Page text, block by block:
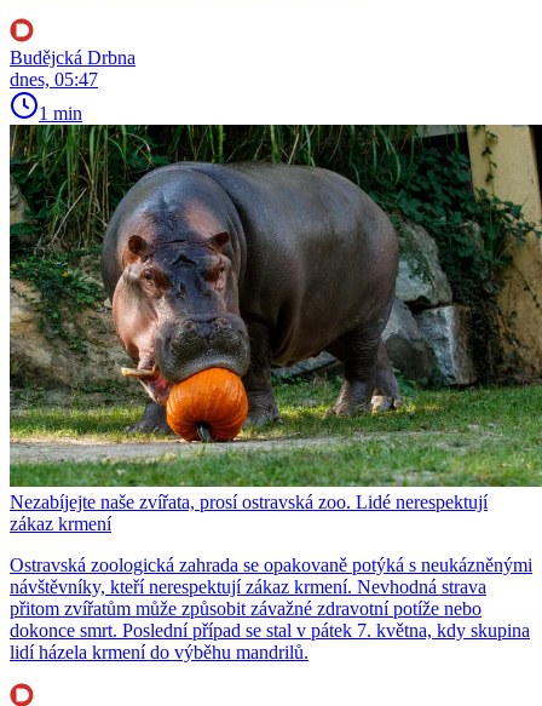
Budějcká Drbna
dnes, 05:47
1 min
Nezabíjejte naše zvířata, prosí ostravská zoo. Lidé nerespektují
zákaz krmení
Ostravská zoologická zahrada se opakovaně potýká s neukázněnými
návštěvníky, kteří nerespektují zákaz krmení. Nevhodná strava
přitom zvířatům může způsobit závažné zdravotní potíže nebo
dokonce smrt. Poslední případ se stal v pátek 7. května, kdy skupina
lidí házela krmení do výběhu mandrilů.